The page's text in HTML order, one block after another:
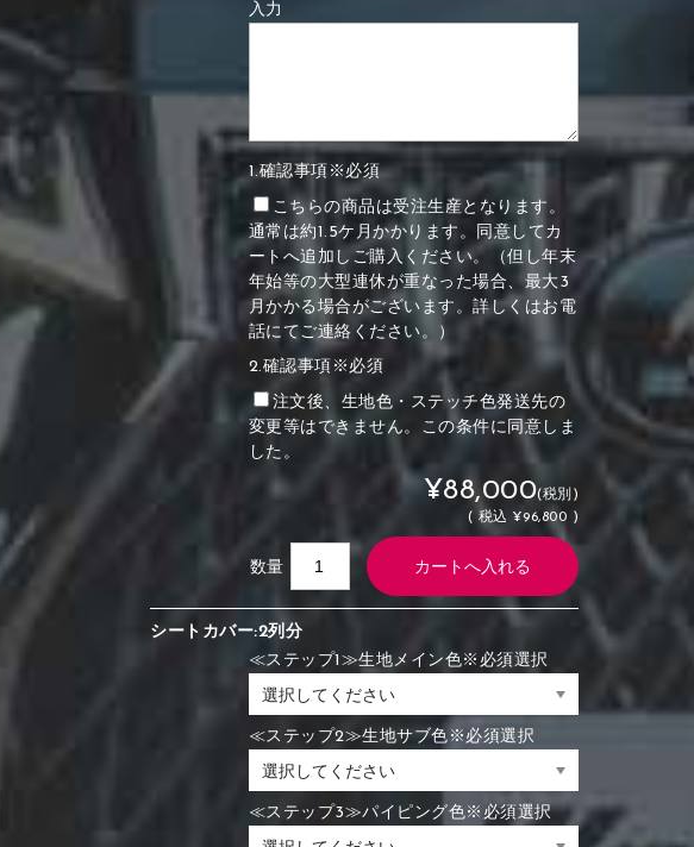
入力
1.確認事項※必須
こちらの商品は受注生産となります。
通常は約1.5ケ月かかります。同意してカ
ートへ追加しご購入ください。（但し年末
年始等の大型連休が重なった場合、最大3
月かかる場合がございます。詳しくはお電
話にてご連絡ください。）
2.確認事項※必須
注文後、生地色・ステッチ色発送先の
変更等はできません。この条件に同意しま
した。
¥88,000(税別)
( 税込 ¥96,800 )
数量
シートカバー:2列分
≪ステップ1≫生地メイン色※必須選択
≪ステップ2≫生地サブ色※必須選択
≪ステップ3≫パイピング色※必須選択